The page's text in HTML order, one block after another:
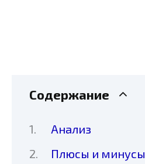
Содержание
Анализ
Плюсы и минусы